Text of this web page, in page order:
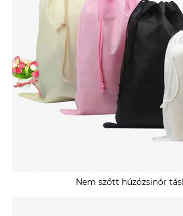
Nem szőtt húzózsinór